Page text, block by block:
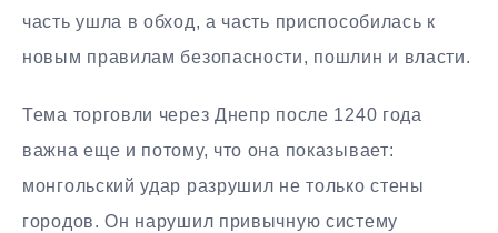
часть ушла в обход, а часть приспособилась к
новым правилам безопасности, пошлин и власти.
Тема торговли через Днепр после 1240 года
важна еще и потому, что она показывает:
монгольский удар разрушил не только стены
городов. Он нарушил привычную систему